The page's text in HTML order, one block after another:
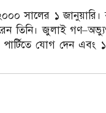
২০০০ সালের ১
তিনি। জুলাই
যোগ দেন এবং